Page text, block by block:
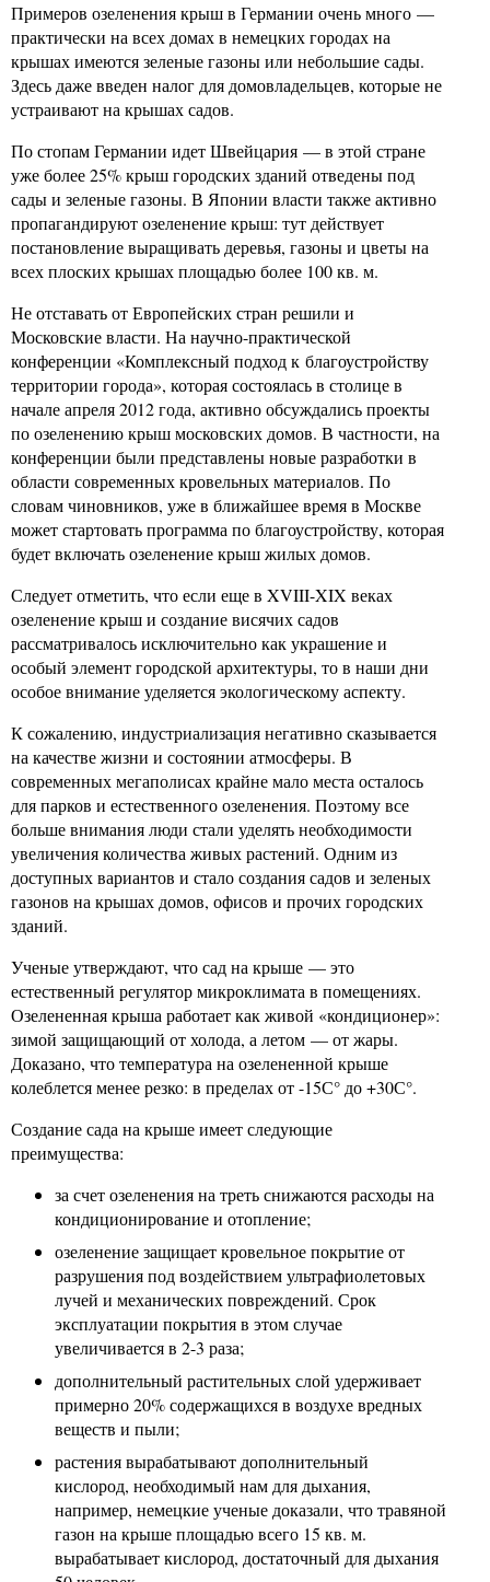
Примеров озеленения крыш в Германии очень много —
практически на всех домах в немецких городах на
крышах имеются зеленые газоны или небольшие сады.
Здесь даже введен налог для домовладельцев, которые не
устраивают на крышах садов.
По стопам Германии идет Швейцария — в этой стране
уже более 25% крыш городских зданий отведены под
сады и зеленые газоны. В Японии власти также активно
пропагандируют озеленение крыш: тут действует
постановление выращивать деревья, газоны и цветы на
всех плоских крышах площадью более 100 кв. м.
Не отставать от Европейских стран решили и
Московские власти. На научно-практической
конференции «Комплексный подход к благоустройству
территории города», которая состоялась в столице в
начале апреля 2012 года, активно обсуждались проекты
по озеленению крыш московских домов. В частности, на
конференции были представлены новые разработки в
области современных кровельных материалов. По
словам чиновников, уже в ближайшее время в Москве
может стартовать программа по благоустройству, которая
будет включать озеленение крыш жилых домов.
Следует отметить, что если еще в XVIII-XIX веках
озеленение крыш и создание висячих садов
рассматривалось исключительно как украшение и
особый элемент городской архитектуры, то в наши дни
особое внимание уделяется экологическому аспекту.
К сожалению, индустриализация негативно сказывается
на качестве жизни и состоянии атмосферы. В
современных мегаполисах крайне мало места осталось
для парков и естественного озеленения. Поэтому все
больше внимания люди стали уделять необходимости
увеличения количества живых растений. Одним из
доступных вариантов и стало создания садов и зеленых
газонов на крышах домов, офисов и прочих городских
зданий.
Ученые утверждают, что сад на крыше — это
естественный регулятор микроклимата в помещениях.
Озелененная крыша работает как живой «кондиционер»:
зимой защищающий от холода, а летом — от жары.
Доказано, что температура на озелененной крыше
колеблется менее резко: в пределах от -15С° до +30С°.
Создание сада на крыше имеет следующие
преимущества:
за счет озеленения на треть снижаются расходы на
кондиционирование и отопление;
озеленение защищает кровельное покрытие от
разрушения под воздействием ультрафиолетовых
лучей и механических повреждений. Срок
эксплуатации покрытия в этом случае
увеличивается в 2-3 раза;
дополнительный растительных слой удерживает
примерно 20% содержащихся в воздухе вредных
веществ и пыли;
растения вырабатывают дополнительный
кислород, необходимый нам для дыхания,
например, немецкие ученые доказали, что травяной
газон на крыше площадью всего 15 кв. м.
вырабатывает кислород, достаточный для дыхания